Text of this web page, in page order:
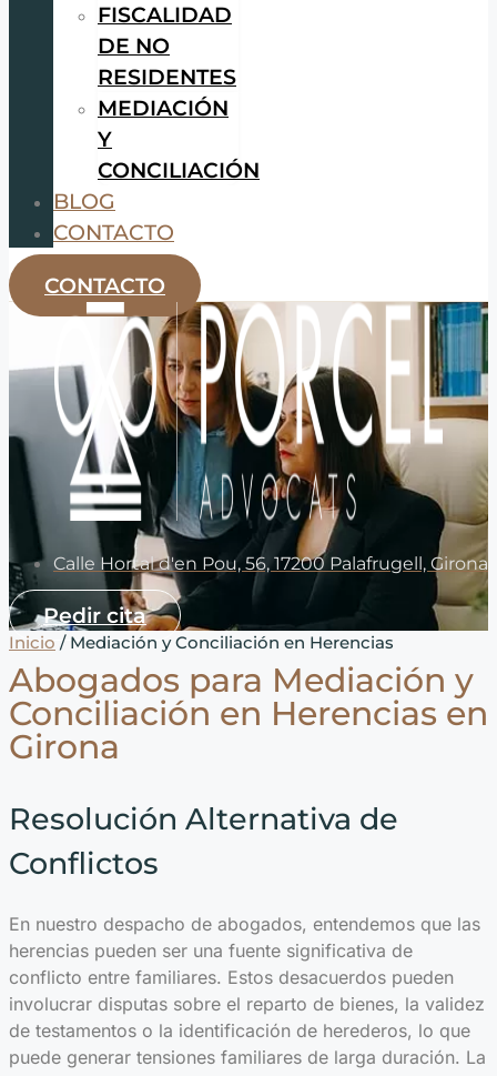
FISCALIDAD
DE NO
RESIDENTES
MEDIACIÓN
Y
CONCILIACIÓN
BLOG
CONTACTO
CONTACTO
Calle Hortal d'en Pou, 56, 17200 Palafrugell, Girona
Pedir cita
Inicio / Mediación y Conciliación en Herencias
Abogados para Mediación y
Conciliación en Herencias en
Girona
Resolución Alternativa de
Conflictos
En nuestro despacho de abogados, entendemos que las
herencias pueden ser una fuente significativa de
conflicto entre familiares. Estos desacuerdos pueden
involucrar disputas sobre el reparto de bienes, la validez
de testamentos o la identificación de herederos, lo que
puede generar tensiones familiares de larga duración. La